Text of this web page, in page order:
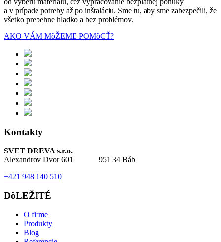
a v prípade potreby až po inštaláciu. Sme tu, aby sme zabezpečili, že
všetko prebehne hladko a bez problémov.
AKO VÁM MôŽEME POMôCŤ?
Kontakty
SVET DREVA s.r.o.
Alexandrov Dvor 601 951 34 Báb
+421 948 140 510
DôLEŽITÉ
O firme
Produkty
Blog